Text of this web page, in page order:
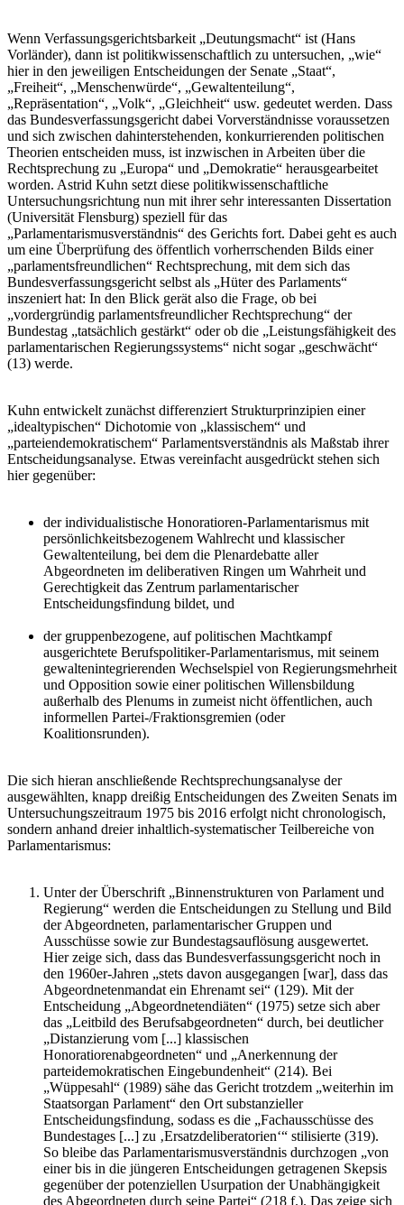
Wenn Verfassungsgerichtsbarkeit „Deutungsmacht“ ist (Hans
Vorländer), dann ist politikwissenschaftlich zu untersuchen, „wie“
hier in den jeweiligen Entscheidungen der Senate „Staat“,
„Freiheit“, „Menschenwürde“, „Gewaltenteilung“,
„Repräsentation“, „Volk“, „Gleichheit“ usw. gedeutet werden. Dass
das Bundesverfassungsgericht dabei Vorverständnisse voraussetzen
und sich zwischen dahinterstehenden, konkurrierenden politischen
Theorien entscheiden muss, ist inzwischen in Arbeiten über die
Rechtsprechung zu „Europa“ und „Demokratie“ herausgearbeitet
worden. Astrid Kuhn setzt diese politikwissenschaftliche
Untersuchungsrichtung nun mit ihrer sehr interessanten Dissertation
(Universität Flensburg) speziell für das
„Parlamentarismusverständnis“ des Gerichts fort. Dabei geht es auch
um eine Überprüfung des öffentlich vorherrschenden Bilds einer
„parlamentsfreundlichen“ Rechtsprechung, mit dem sich das
Bundesverfassungsgericht selbst als „Hüter des Parlaments“
inszeniert hat: In den Blick gerät also die Frage, ob bei
„vordergründig parlamentsfreundlicher Rechtsprechung“ der
Bundestag „tatsächlich gestärkt“ oder ob die „Leistungsfähigkeit des
parlamentarischen Regierungssystems“ nicht sogar „geschwächt“
(13) werde.
Kuhn entwickelt zunächst differenziert Strukturprinzipien einer
„idealtypischen“ Dichotomie von „klassischem“ und
„parteiendemokratischem“ Parlamentsverständnis als Maßstab ihrer
Entscheidungsanalyse. Etwas vereinfacht ausgedrückt stehen sich
hier gegenüber:
der individualistische Honoratioren-Parlamentarismus mit
persönlichkeitsbezogenem Wahlrecht und klassischer
Gewaltenteilung, bei dem die Plenardebatte aller
Abgeordneten im deliberativen Ringen um Wahrheit und
Gerechtigkeit das Zentrum parlamentarischer
Entscheidungsfindung bildet, und
der gruppenbezogene, auf politischen Machtkampf
ausgerichtete Berufspolitiker-Parlamentarismus, mit seinem
gewaltenintegrierenden Wechselspiel von Regierungsmehrheit
und Opposition sowie einer politischen Willensbildung
außerhalb des Plenums in zumeist nicht öffentlichen, auch
informellen Partei-/Fraktionsgremien (oder
Koalitionsrunden).
Die sich hieran anschließende Rechtsprechungsanalyse der
ausgewählten, knapp dreißig Entscheidungen des Zweiten Senats im
Untersuchungszeitraum 1975 bis 2016 erfolgt nicht chronologisch,
sondern anhand dreier inhaltlich-systematischer Teilbereiche von
Parlamentarismus:
Unter der Überschrift „Binnenstrukturen von Parlament und
Regierung“ werden die Entscheidungen zu Stellung und Bild
der Abgeordneten, parlamentarischer Gruppen und
Ausschüsse sowie zur Bundestagsauflösung ausgewertet.
Hier zeige sich, dass das Bundesverfassungsgericht noch in
den 1960er-Jahren „stets davon ausgegangen [war], dass das
Abgeordnetenmandat ein Ehrenamt sei“ (129). Mit der
Entscheidung „Abgeordnetendiäten“ (1975) setze sich aber
das „Leitbild des Berufsabgeordneten“ durch, bei deutlicher
„Distanzierung vom [...] klassischen
Honoratiorenabgeordneten“ und „Anerkennung der
parteidemokratischen Eingebundenheit“ (214). Bei
„Wüppesahl“ (1989) sähe das Gericht trotzdem „weiterhin im
Staatsorgan Parlament“ den Ort substanzieller
Entscheidungsfindung, sodass es die „Fachausschüsse des
Bundestages [...] zu ‚Ersatzdeliberatorien‘“ stilisierte (319).
So bleibe das Parlamentarismusverständnis durchzogen „von
einer bis in die jüngeren Entscheidungen getragenen Skepsis
gegenüber der potenziellen Usurpation der Unabhängigkeit
des Abgeordneten durch seine Partei“ (218 f.). Das zeige sich